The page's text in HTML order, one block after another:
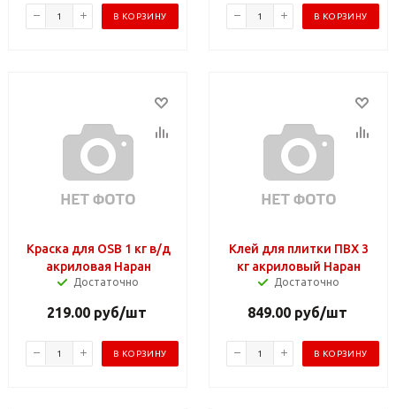
В КОРЗИНУ В КОРЗИНУ
Краска для OSB 1 кг в/д
акриловая Наран
Достаточно
219.00руб/шт
В КОРЗИНУ
Клей для плитки ПВХ 3
кг акриловый Наран
Достаточно
849.00руб/шт
В КОРЗИНУ